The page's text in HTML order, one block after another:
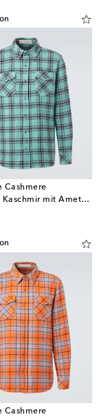
Cashmere
Hemd aus Kaschmir mit Amethyst
Cashmere